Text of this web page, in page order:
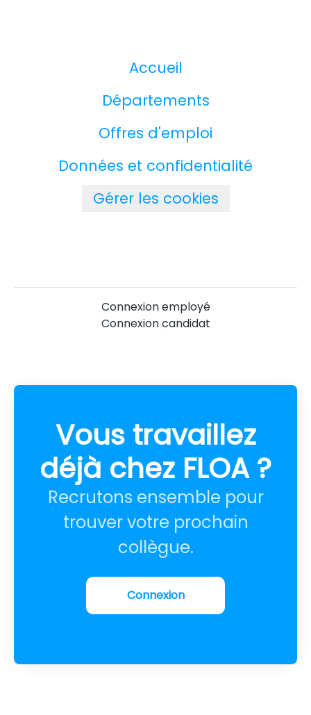
Accueil
Départements
Offres d'emploi
Données et confidentialité
Gérer les cookies
Connexion employé
Connexion candidat
Vous travaillez
déjà chez FLOA ?
Recrutons ensemble pour
trouver votre prochain
collègue.
Connexion